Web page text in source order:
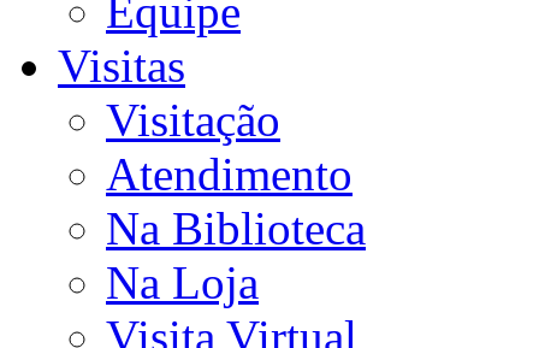
Equipe
Visitas
Visitação
Atendimento
Na Biblioteca
Na Loja
Visita Virtual